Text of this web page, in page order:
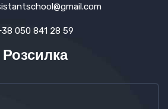
050 841 28 59
Розсилка